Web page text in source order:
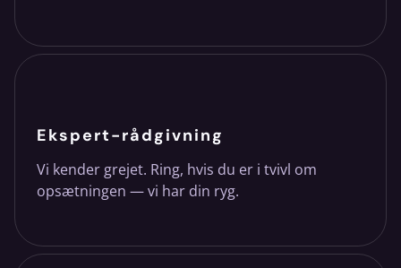
Ekspert-rådgivning
Vi kender grejet. Ring, hvis du er i tvivl om
opsætningen — vi har din ryg.